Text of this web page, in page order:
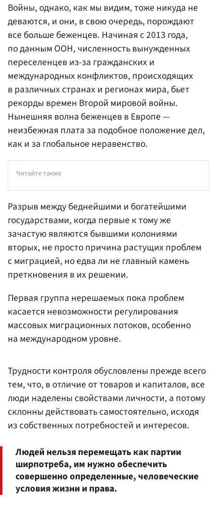
Войны, однако, как мы видим, тоже никуда не
деваются, и они, в свою очередь, порождают
все больше беженцев. Начиная с 2013 года,
по данным ООН, численность вынужденных
переселенцев из-за гражданских и
международных конфликтов, происходящих
в различных странах и регионах мира, бьет
рекорды времен Второй мировой войны.
Нынешняя волна беженцев в Европе —
неизбежная плата за подобное положение дел,
как и за глобальное неравенство.
Читайте также
Разрыв между беднейшими и богатейшими
государствами, когда первые к тому же
зачастую являются бывшими колониями
вторых, не просто причина растущих проблем
с миграцией, но едва ли не главный камень
преткновения в их решении.
Первая группа нерешаемых пока проблем
касается невозможности регулирования
массовых миграционных потоков, особенно
на международном уровне.
Трудности контроля обусловлены прежде всего
тем, что, в отличие от товаров и капиталов, все
люди наделены свойствами личности, а потому
склонны действовать самостоятельно, исходя
из собственных потребностей и интересов.
Людей нельзя перемещать как партии
ширпотреба, им нужно обеспечить
совершенно определенные, человеческие
условия жизни и права.